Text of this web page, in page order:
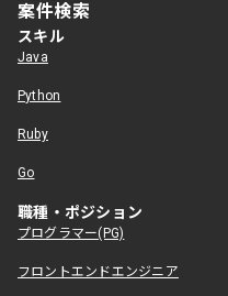
案件検索
スキル
Java
Python
Ruby
Go
職種・ポジション
プログラマー(PG)
フロントエンドエンジニア